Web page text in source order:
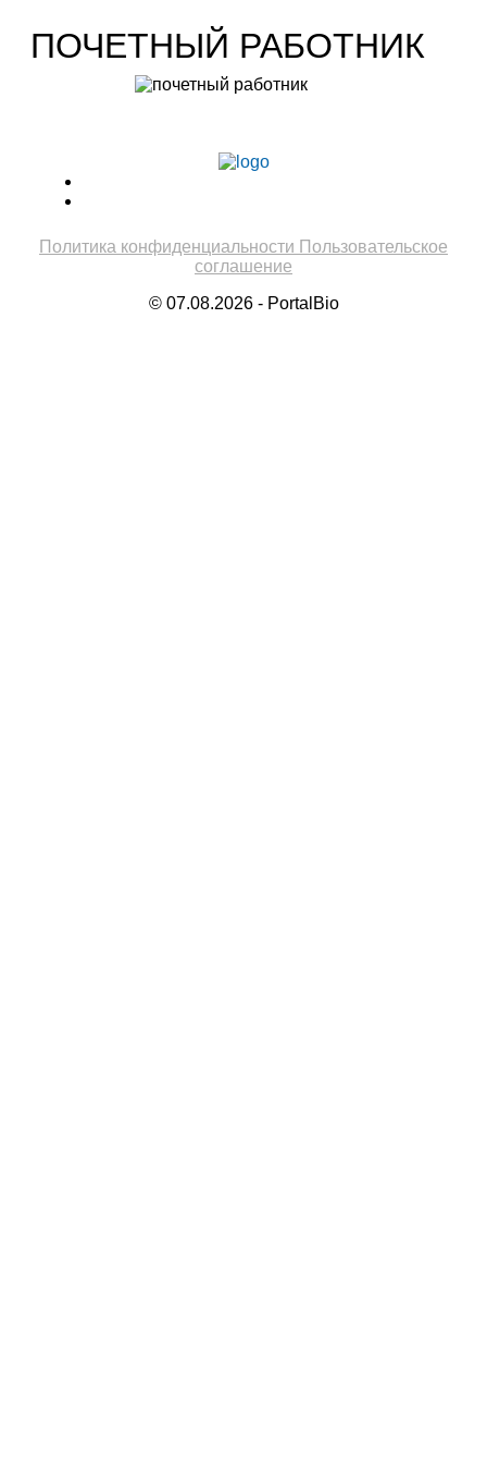
ПОЧЕТНЫЙ РАБОТНИК
Политика конфиденциальности Пользовательское
соглашение
© 07.08.2026 - PortalBio